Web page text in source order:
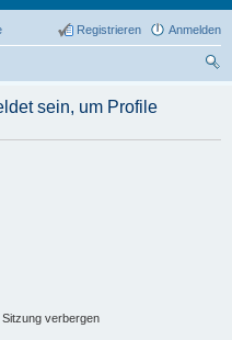
Anmelden
Registrieren
sein, um Profile
verbergen